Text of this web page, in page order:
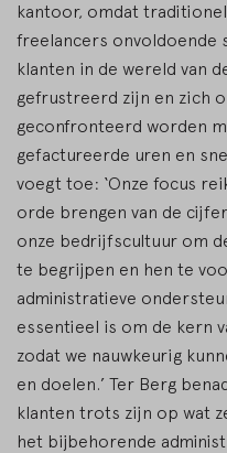
kantoor, omdat
freelancers onvoldoende
klanten in de wereld van
gefrustreerd zijn en zich
geconfronteerd worden
gefactureerde uren en
voegt toe: ‘Onze focus
orde brengen van de
onze bedrijfscultuur om
te begrijpen en hen te
administratieve
essentieel is om de kern
zodat we nauwkeurig
en doelen.’ Ter Berg
klanten trots zijn op wat
het bijbehorende